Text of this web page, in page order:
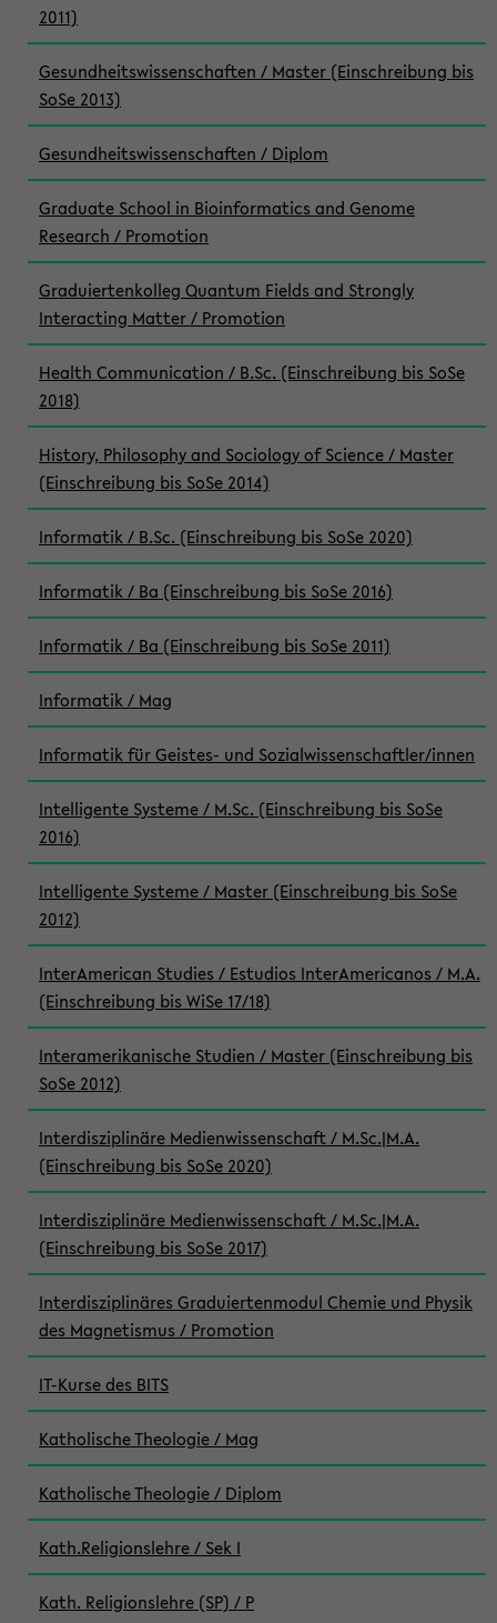
2011)
Gesundheitswissenschaften / Master (Einschreibung bis
SoSe 2013)
Gesundheitswissenschaften / Diplom
Graduate School in Bioinformatics and Genome
Research / Promotion
Graduiertenkolleg Quantum Fields and Strongly
Interacting Matter / Promotion
Health Communication / B.Sc. (Einschreibung bis SoSe
2018)
History, Philosophy and Sociology of Science / Master
(Einschreibung bis SoSe 2014)
Informatik / B.Sc. (Einschreibung bis SoSe 2020)
Informatik / Ba (Einschreibung bis SoSe 2016)
Informatik / Ba (Einschreibung bis SoSe 2011)
Informatik / Mag
Informatik für Geistes- und Sozialwissenschaftler/innen
Intelligente Systeme / M.Sc. (Einschreibung bis SoSe
2016)
Intelligente Systeme / Master (Einschreibung bis SoSe
2012)
InterAmerican Studies / Estudios InterAmericanos / M.A.
(Einschreibung bis WiSe 17/18)
Interamerikanische Studien / Master (Einschreibung bis
SoSe 2012)
Interdisziplinäre Medienwissenschaft / M.Sc.|M.A.
(Einschreibung bis SoSe 2020)
Interdisziplinäre Medienwissenschaft / M.Sc.|M.A.
(Einschreibung bis SoSe 2017)
Interdisziplinäres Graduiertenmodul Chemie und Physik
des Magnetismus / Promotion
IT-Kurse des BITS
Katholische Theologie / Mag
Katholische Theologie / Diplom
Kath.Religionslehre / Sek I
Kath. Religionslehre (SP) / P